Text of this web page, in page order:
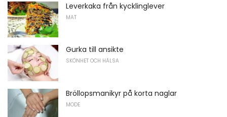
Leverkaka från kycklinglever
MAT
Gurka till ansikte
SKÖNHET OCH HÄLSA
Bröllopsmanikyr på korta naglar
MODE